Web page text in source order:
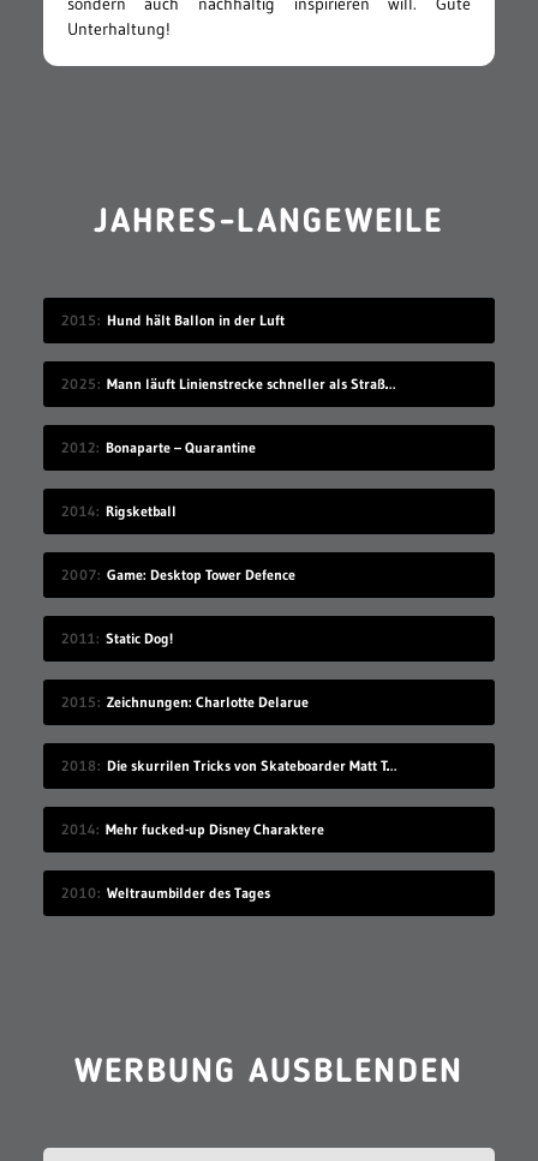
Unterhaltung!
JAHRES-LANGEWEILE
2015 Hund hält Ballon in der Luft
2025 Mann läuft Linienstrecke schneller als Straßenbahn
2012 Bonaparte – Quarantine
2014 Rigsketball
2007 Game: Desktop Tower Defence
2011 Static Dog!
2015 Zeichnungen: Charlotte Delarue
2018 Die skurrilen Tricks von Skateboarder Matt Tomasello
2014 Mehr fucked-up Disney Charaktere
2010 Weltraumbilder des Tages
WERBUNG AUSBLENDEN